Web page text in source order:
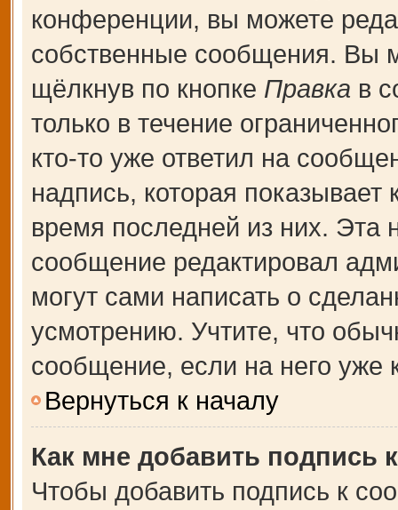
конференции, вы можете
собственные сообщения. Вы
щёлкнув по кнопке Правка в
только в течение
кто-то уже ответил на
надпись, которая показывает
время последней из них. Эта
сообщение редактировал
могут сами написать о
усмотрению. Учтите, что
сообщение, если на него уже
Вернуться к началу
Как мне добавить подпись
Чтобы добавить подпись к